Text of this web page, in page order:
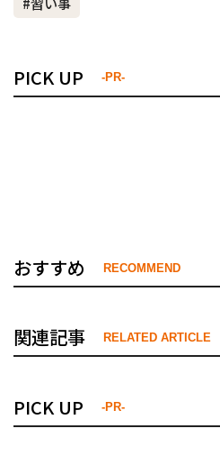
PICK UP -PR-
おすすめ RECOMMEND
関連記事 RELATED ARTICLE
PICK UP -PR-